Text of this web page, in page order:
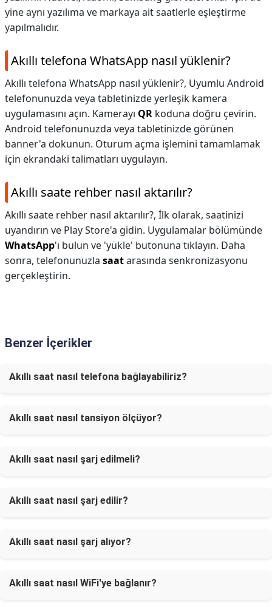
yine aynı yazılıma ve markaya ait saatlerle eşleştirme
yapılmalıdır.
Akıllı telefona WhatsApp nasıl yüklenir?
Akıllı telefona WhatsApp nasıl yüklenir?, Uyumlu Android
telefonunuzda veya tabletinizde yerleşik kamera
uygulamasını açın. Kamerayı QR koduna doğru çevirin.
Android telefonunuzda veya tabletinizde görünen
banner'a dokunun. Oturum açma işlemini tamamlamak
için ekrandaki talimatları uygulayın.
Akıllı saate rehber nasıl aktarılır?
Akıllı saate rehber nasıl aktarılır?, İlk olarak, saatinizi
uyandırın ve Play Store'a gidin. Uygulamalar bölümünde
WhatsApp'ı bulun ve 'yükle' butonuna tıklayın. Daha
sonra, telefonunuzla saatarasında senkronizasyonu
gerçekleştirin.
Benzer İçerikler
Akıllı saat nasıl telefona bağlayabiliriz?
Akıllı saat nasıl tansiyon ölçüyor?
Akıllı saat nasıl şarj edilmeli?
Akıllı saat nasıl şarj edilir?
Akıllı saat nasıl şarj alıyor?
Akıllı saat nasıl WiFi'ye bağlanır?